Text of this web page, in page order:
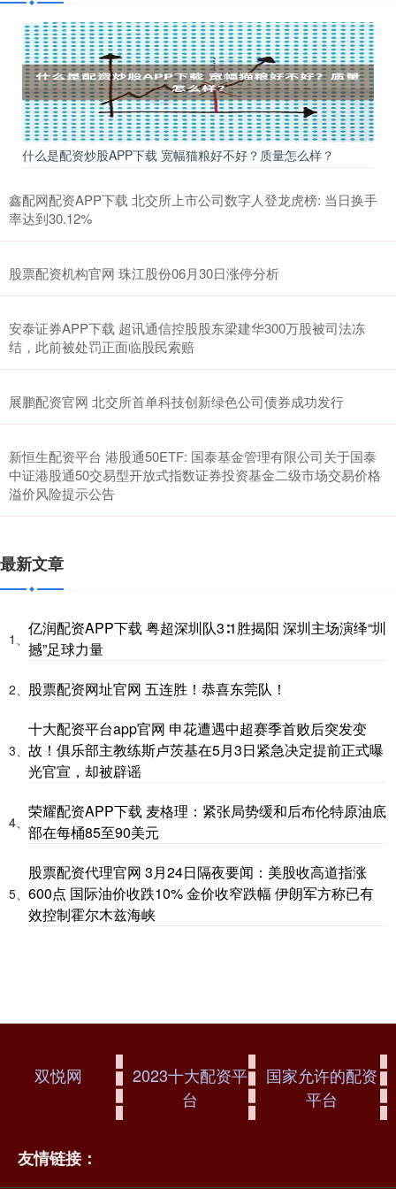
什么是配资炒股APP下载 宽幅猫粮好不好？质量怎么样？
鑫配网配资APP下载 北交所上市公司数字人登龙虎榜: 当日换手
率达到30.12%
股票配资机构官网 珠江股份06月30日涨停分析
安泰证券APP下载 超讯通信控股股东梁建华300万股被司法冻
结，此前被处罚正面临股民索赔
展鹏配资官网 北交所首单科技创新绿色公司债券成功发行
新恒生配资平台 港股通50ETF: 国泰基金管理有限公司关于国泰
中证港股通50交易型开放式指数证券投资基金二级市场交易价格
溢价风险提示公告
最新文章
1、
亿润配资APP下载 粤超深圳队3∶1胜揭阳 深圳主场演绎“圳
撼”足球力量
2、 股票配资网址官网 五连胜！恭喜东莞队！
3、
十大配资平台app官网 申花遭遇中超赛季首败后突发变
故！俱乐部主教练斯卢茨基在5月3日紧急决定提前正式曝
光官宣，却被辟谣
4、
荣耀配资APP下载 麦格理：紧张局势缓和后布伦特原油底
部在每桶85至90美元
5、
股票配资代理官网 3月24日隔夜要闻：美股收高道指涨
600点 国际油价收跌10% 金价收窄跌幅 伊朗军方称已有
效控制霍尔木兹海峡
双悦网
2023十大配资平
台
国家允许的配资
平台
友情链接：